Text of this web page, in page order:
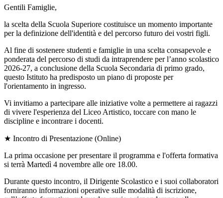
Gentili Famiglie,
la scelta della Scuola Superiore costituisce un momento importante
per la definizione dell'identità e del percorso futuro dei vostri figli.
Al fine di sostenere studenti e famiglie in una scelta consapevole e
ponderata del percorso di studi da intraprendere per l’anno scolastico
2026-27, a conclusione della Scuola Secondaria di primo grado,
questo Istituto ha predisposto un piano di proposte per
l'orientamento in ingresso.
Vi invitiamo a partecipare alle iniziative volte a permettere ai ragazzi
di vivere l'esperienza del Liceo Artistico, toccare con mano le
discipline e incontrare i docenti.
★ Incontro di Presentazione (Online)
La prima occasione per presentare il programma e l'offerta formativa
si terrà Martedì 4 novembre alle ore 18.00.
Durante questo incontro, il Dirigente Scolastico e i suoi collaboratori
forniranno informazioni operative sulle modalità di iscrizione,